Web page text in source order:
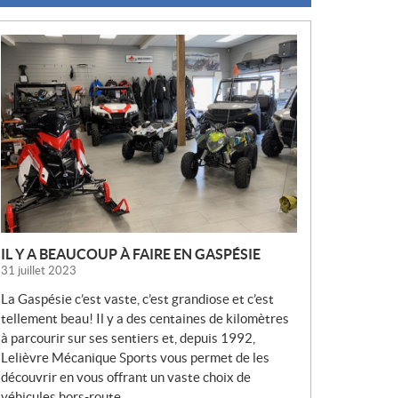
N
U
V
E
L
L
E
S
IL Y A BEAUCOUP À FAIRE EN GASPÉSIE
31 juillet 2023
La Gaspésie c’est vaste, c’est grandiose et c’est
tellement beau! Il y a des centaines de kilomètres
à parcourir sur ses sentiers et, depuis 1992,
Lelièvre Mécanique Sports vous permet de les
découvrir en vous offrant un vaste choix de